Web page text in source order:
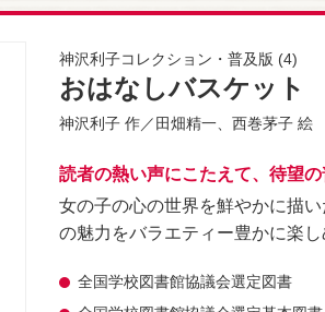
神沢利子コレクション・普及版 (4)
おはなしバスケット
神沢利子 作／ 田畑精一 西巻茅子 絵
読者の熱い声にこたえて、待望
女の子の心の世界を鮮やかに描
の魅力をバラエティー豊かに楽し
全国学校図書館協議会選定図書